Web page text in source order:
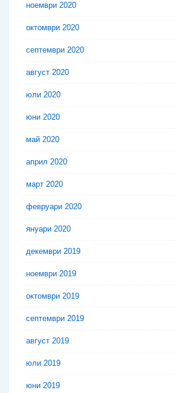
ноември 2020
октомври 2020
септември 2020
август 2020
юли 2020
юни 2020
май 2020
април 2020
март 2020
февруари 2020
януари 2020
декември 2019
ноември 2019
октомври 2019
септември 2019
август 2019
юли 2019
юни 2019